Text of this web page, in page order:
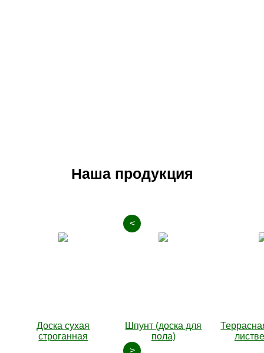
Наша продукция
<
Доска сухая
строганная
Шпунт (доска для
пола)
>